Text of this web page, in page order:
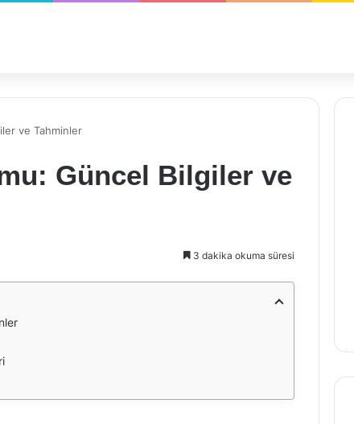
ve Tahminler
Güncel Bilgiler ve
3 dakika okuma süresi